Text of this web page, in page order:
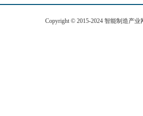
Copyright © 2015-2024 智能制造产